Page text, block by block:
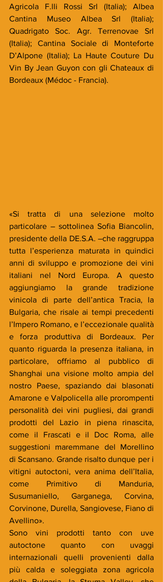
Agricola F.lli Rossi Srl (Italia); Albea
Cantina Museo Albea Srl (Italia);
Quadrigato Soc. Agr. Terrenovae Srl
(Italia); Cantina Sociale di Monteforte
D’Alpone (Italia); La Haute Couture Du
Vin By Jean Guyon con gli Chateaux di
Bordeaux (Médoc - Francia).
«Si tratta di una selezione molto
particolare – sottolinea Sofia Biancolin,
presidente della DE.S.A. –che raggruppa
tutta l’esperienza maturata in quindici
anni di sviluppo e promozione dei vini
italiani nel Nord Europa. A questo
aggiungiamo la grande tradizione
vinicola di parte dell’antica Tracia, la
Bulgaria, che risale ai tempi precedenti
l’Impero Romano, e l’eccezionale qualità
e forza produttiva di Bordeaux. Per
quanto riguarda la presenza italiana, in
particolare, offriamo al pubblico di
Shanghai una visione molto ampia del
nostro Paese, spaziando dai blasonati
Amarone e Valpolicella alle prorompenti
personalità dei vini pugliesi, dai grandi
prodotti del Lazio in piena rinascita,
come il Frascati e il Doc Roma, alle
suggestioni maremmane del Morellino
di Scansano. Grande risalto dunque per i
vitigni autoctoni, vera anima dell’Italia,
come Primitivo di Manduria,
Susumaniello, Garganega, Corvina,
Corvinone, Durella, Sangiovese, Fiano di
Avellino».
Sono vini prodotti tanto con uve
autoctone quanto con uvaggi
internazionali quelli provenienti dalla
più calda e soleggiata zona agricola